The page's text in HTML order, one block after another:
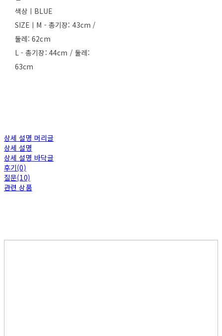
색상ㅣBLUE
SIZEㅣM - 총기장: 43cm /
둘레: 62cm
L - 총기장: 44cm / 둘레:
63cm
상세 설명 머리글
상세 설명
상세 설명 바닥글
후기(0)
질문(10)
관련 상품